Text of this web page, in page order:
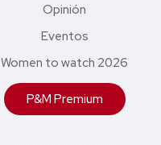
Opinión
Eventos
Women to watch 2026
P&M Premium